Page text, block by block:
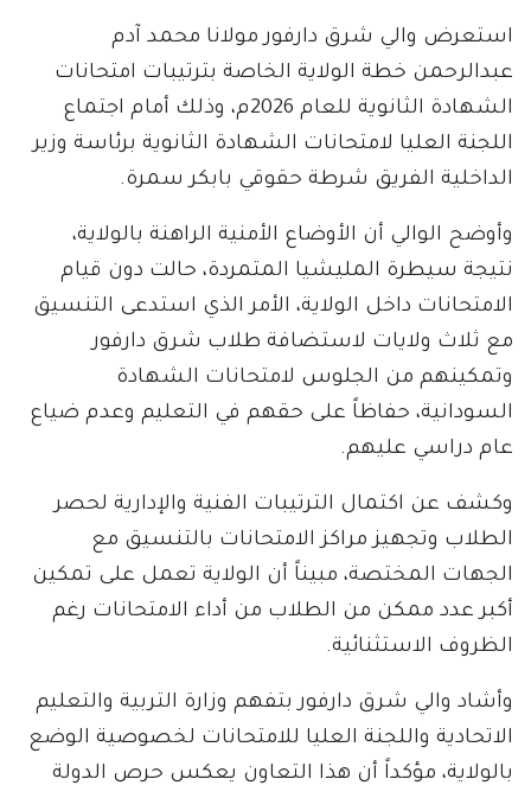
استعرض والي شرق دارفور مولانا محمد آدم
عبدالرحمن خطة الولاية الخاصة بترتيبات امتحانات
الشهادة الثانوية للعام 2026م، وذلك أمام اجتماع
اللجنة العليا لامتحانات الشهادة الثانوية برئاسة وزير
الداخلية الفريق شرطة حقوقي بابكر سمرة.
وأوضح الوالي أن الأوضاع الأمنية الراهنة بالولاية،
نتيجة سيطرة المليشيا المتمردة، حالت دون قيام
الامتحانات داخل الولاية، الأمر الذي استدعى التنسيق
مع ثلاث ولايات لاستضافة طلاب شرق دارفور
وتمكينهم من الجلوس لامتحانات الشهادة
السودانية، حفاظاً على حقهم في التعليم وعدم ضياع
عام دراسي عليهم.
وكشف عن اكتمال الترتيبات الفنية والإدارية لحصر
الطلاب وتجهيز مراكز الامتحانات بالتنسيق مع
الجهات المختصة، مبيناً أن الولاية تعمل على تمكين
أكبر عدد ممكن من الطلاب من أداء الامتحانات رغم
الظروف الاستثنائية.
وأشاد والي شرق دارفور بتفهم وزارة التربية والتعليم
الاتحادية واللجنة العليا للامتحانات لخصوصية الوضع
بالولاية، مؤكداً أن هذا التعاون يعكس حرص الدولة